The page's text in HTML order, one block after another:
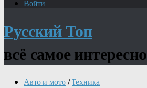
Войти
Русский Топ
всё самое
Авто и мото/Техника